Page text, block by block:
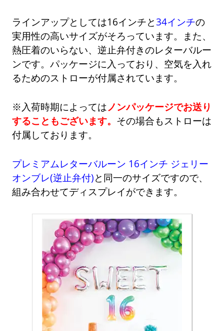
ラインアップとしては16インチと34インチの
実用性の高いサイズがそろっています。また、
熱圧着のいらない、逆止弁付きのレターバルー
ンです。パッケージに入っており、空気を入れ
るためのストローが付属されています。
※入荷時期によってはノンパッケージでお送り
することもございます。 その場合もストローは
付属しております。
プレミアムレターバルーン 16インチ ジェリー
オンブレ(逆止弁付)と同一のサイズですので、
組み合わせてディスプレイができます。